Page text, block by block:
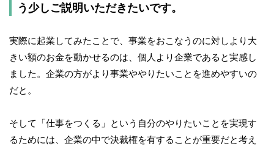
う少しご説明いただきたいです。
実際に起業してみたことで、事業をおこなうのに対しより大
きい額のお金を動かせるのは、個人より企業であると実感し
ました。企業の方がより事業ややりたいことを進めやすいの
だと。
そして「仕事をつくる」という自分のやりたいことを実現す
るためには、企業の中で決裁権を有することが重要だと考え